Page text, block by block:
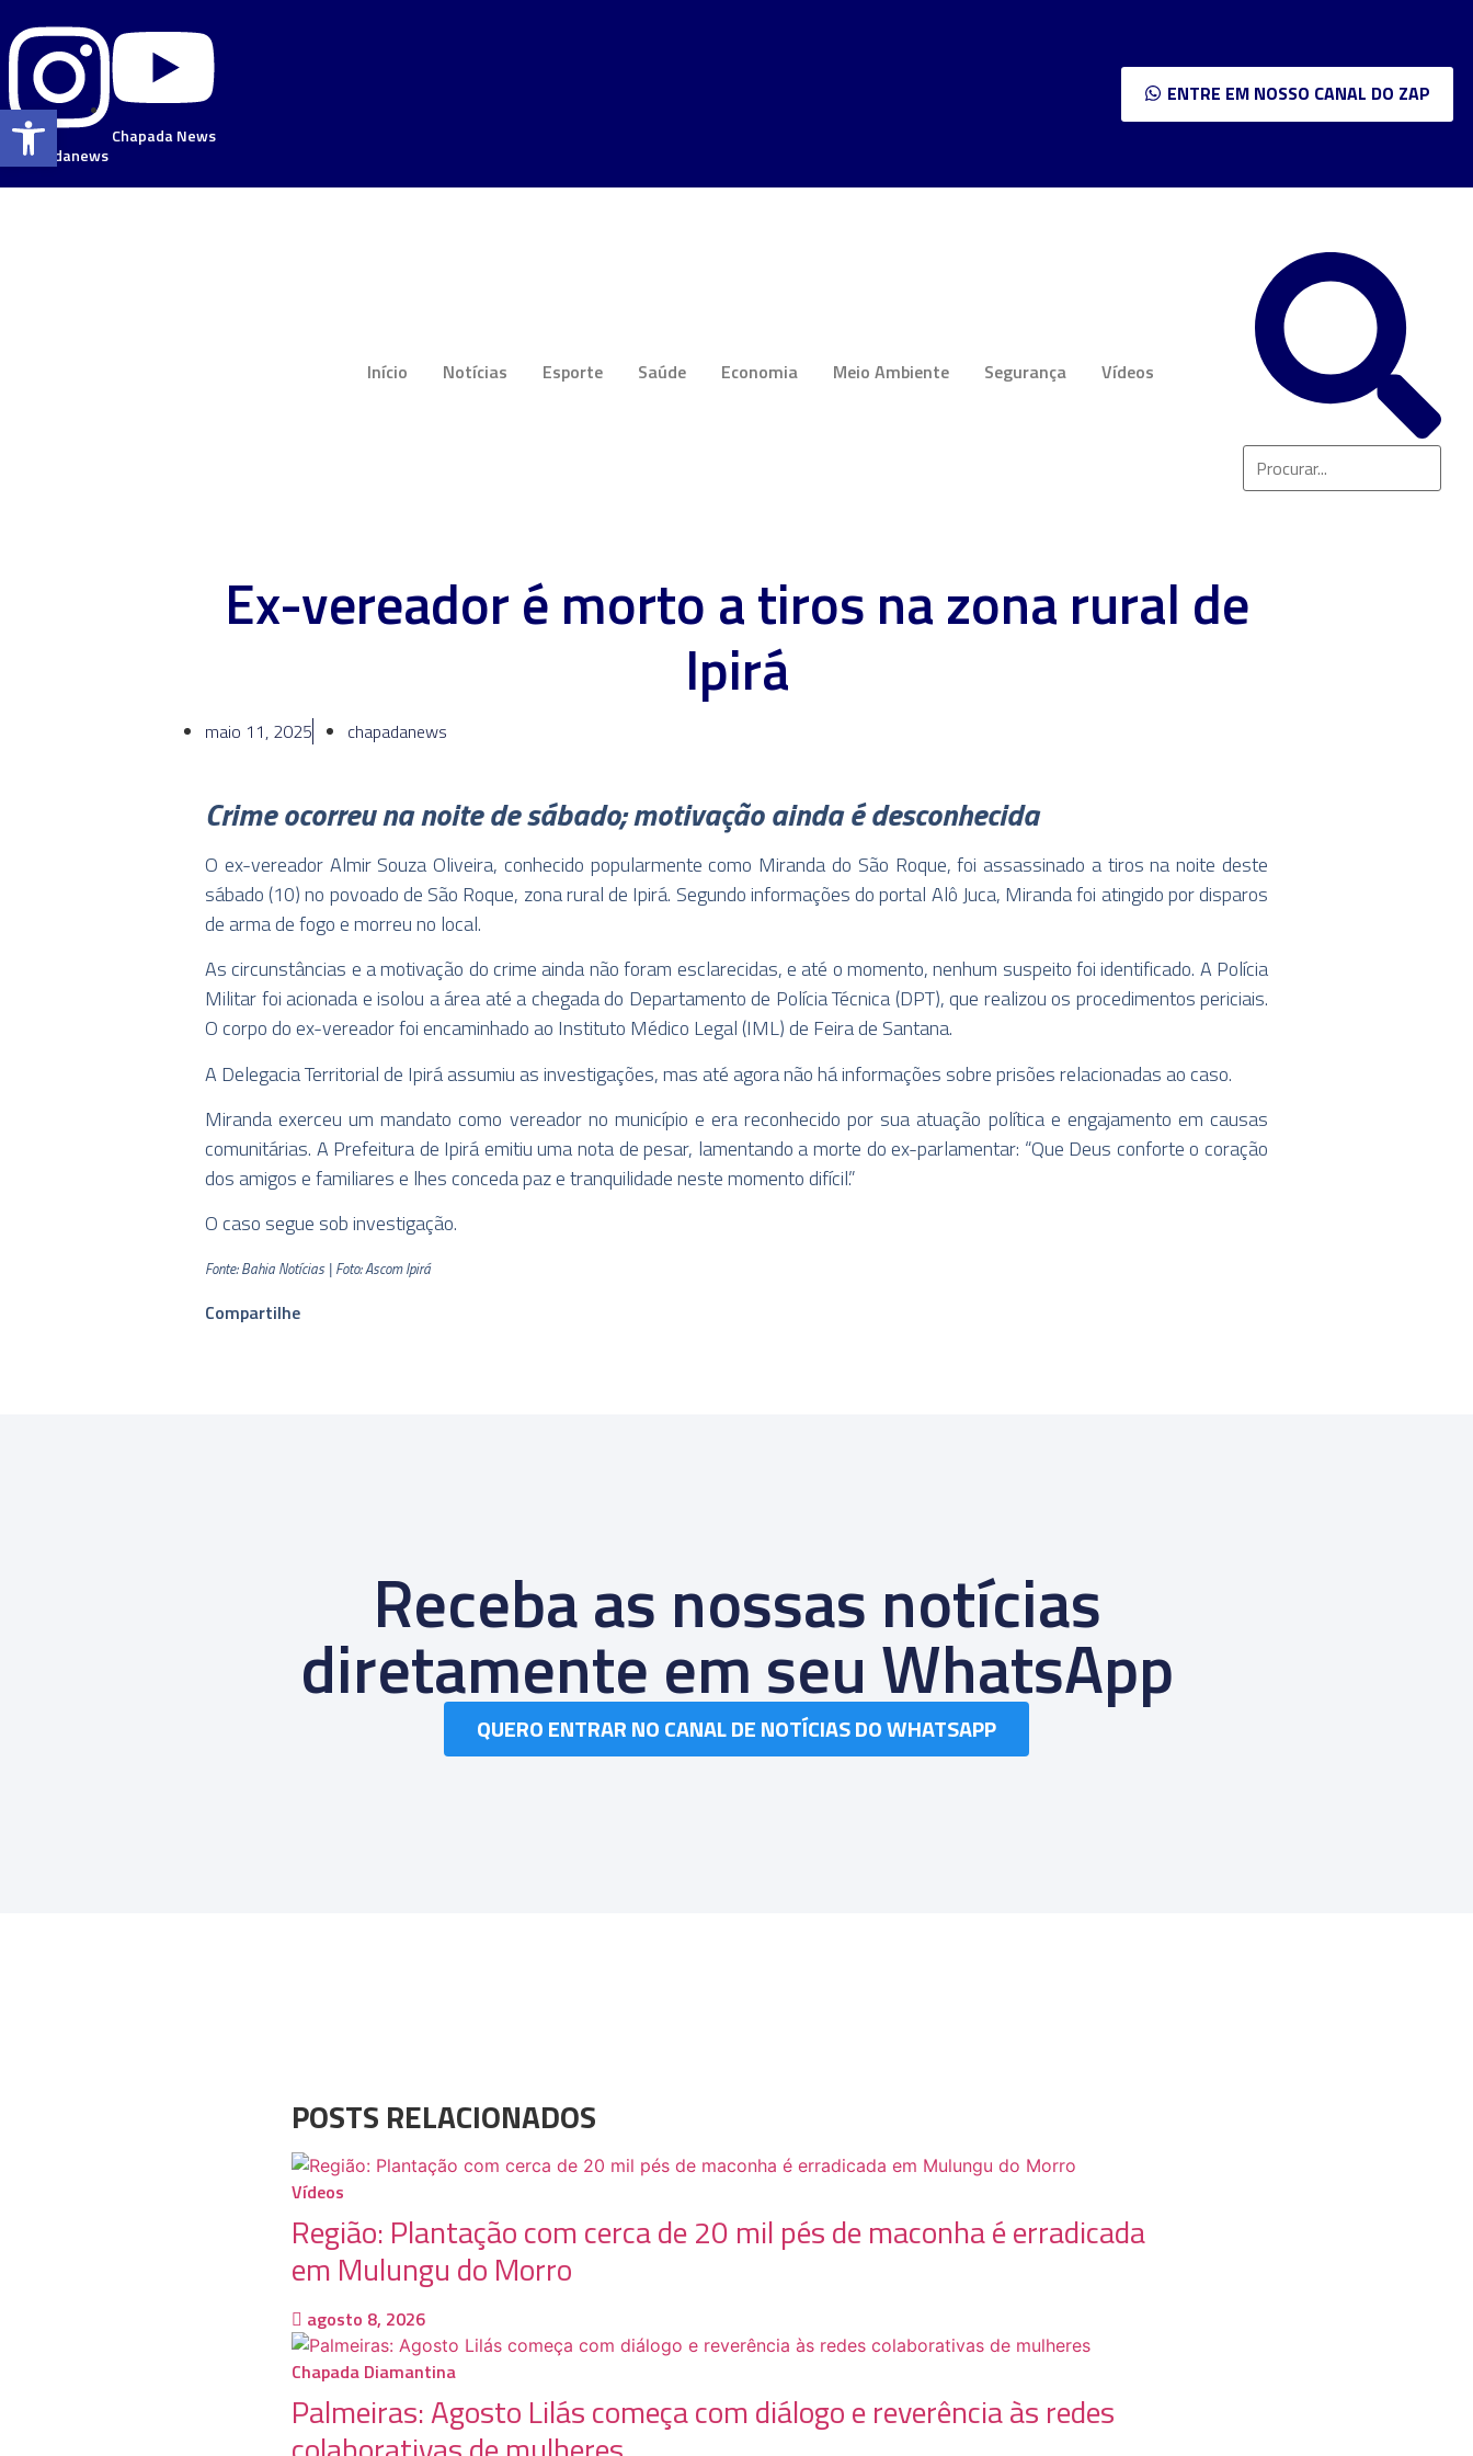
chapadanews
Chapada News
ENTRE EM NOSSO CANAL DO ZAP
Início Notícias Esporte Saúde Economia Meio Ambiente Segurança Vídeos
Ex-vereador é morto a tiros na zona rural de
Ipirá
maio 11, 2025 chapadanews
Crime ocorreu na noite de sábado; motivação ainda é desconhecida
O ex-vereador Almir Souza Oliveira, conhecido popularmente como Miranda do São Roque, foi assassinado a tiros na noite deste
sábado (10) no povoado de São Roque, zona rural de Ipirá. Segundo informações do portal Alô Juca, Miranda foi atingido por disparos
de arma de fogo e morreu no local.
As circunstâncias e a motivação do crime ainda não foram esclarecidas, e até o momento, nenhum suspeito foi identificado. A Polícia
Militar foi acionada e isolou a área até a chegada do Departamento de Polícia Técnica (DPT), que realizou os procedimentos periciais.
O corpo do ex-vereador foi encaminhado ao Instituto Médico Legal (IML) de Feira de Santana.
A Delegacia Territorial de Ipirá assumiu as investigações, mas até agora não há informações sobre prisões relacionadas ao caso.
Miranda exerceu um mandato como vereador no município e era reconhecido por sua atuação política e engajamento em causas
comunitárias. A Prefeitura de Ipirá emitiu uma nota de pesar, lamentando a morte do ex-parlamentar: “Que Deus conforte o coração
dos amigos e familiares e lhes conceda paz e tranquilidade neste momento difícil.”
O caso segue sob investigação.
Fonte: Bahia Notícias | Foto: Ascom Ipirá
Compartilhe
Receba as nossas notícias
diretamente em seu WhatsApp
QUERO ENTRAR NO CANAL DE NOTÍCIAS DO WHATSAPP
POSTS RELACIONADOS
Vídeos
Região: Plantação com cerca de 20 mil pés de maconha é erradicada
em Mulungu do Morro
agosto 8, 2026
Chapada Diamantina
Palmeiras: Agosto Lilás começa com diálogo e reverência às redes
Barra de Ferramentas Aberta